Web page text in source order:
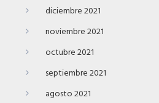
diciembre 2021
noviembre 2021
octubre 2021
septiembre 2021
agosto 2021